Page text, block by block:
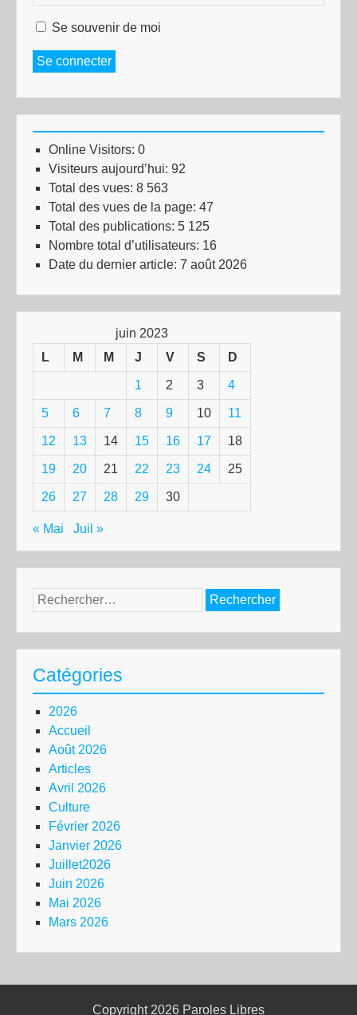
Se souvenir de moi
Se connecter
Online Visitors: 0
Visiteurs aujourd’hui: 92
Total des vues: 8 563
Total des vues de la page: 47
Total des publications: 5 125
Nombre total d’utilisateurs: 16
Date du dernier article: 7 août 2026
juin 2023
L
M M J V S D
1 2 3 4
5 6 7 8 9 10 11
12 13 14 15 16 17 18
19 20 21 22 23 24 25
26 27 28 29 30
« Mai Juil »
Rechercher :
Catégories
2026
Accueil
Août 2026
Articles
Avril 2026
Culture
Février 2026
Janvier 2026
Juillet2026
Juin 2026
Mai 2026
Mars 2026
Copyright 2026 Paroles Libres